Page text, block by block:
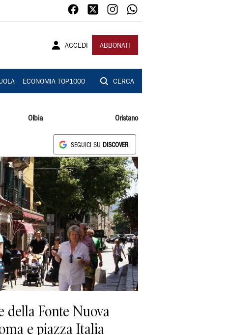
ACCEDI ABBONATI
ECONOMIA TOP1000 CERCA
Olbia Oristano
SEGUICI SU DISCOVER
Fonte Nuova
e piazza Italia